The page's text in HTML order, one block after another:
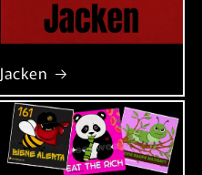
Jacken